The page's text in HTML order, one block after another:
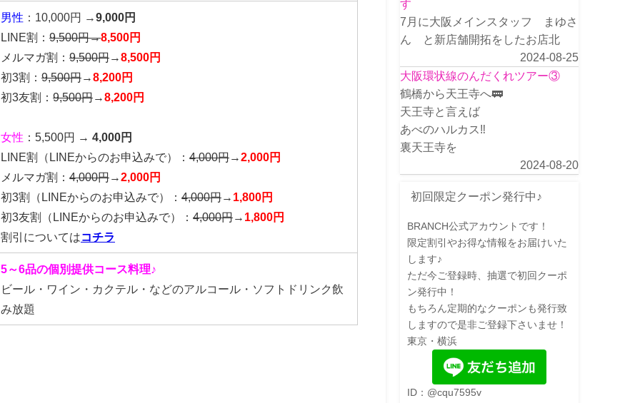
男性 ：10,000円 →9,000円
LINE割： 9,500円→8,500円
メルマガ割： 9,500円→8,500円
初3割： 9,500円→8,200円
初3友割： 9,500円→8,200円
女性 ：5,500円 → 4,000円
LINE割
（LINEからのお申込みで） ： 4,000円→2,000円
メルマガ割： 4,000円→2,000円
初3割
（LINEからのお申込みで） ： 4,000円→ 1,800円
初3友割
（LINEからのお申込みで） ： 4,000円→ 1,800円
割引についてはコチラ
5～6品の個別提供コース料理♪
ビール・ワイン・カクテル・などのアルコール・ソフトドリンク飲
み放題
す
7月に大阪メインスタッフ まゆさ
ん と新店舗開拓をしたお店北
2024-08-25
大阪環状線のんだくれツアー③
鶴橋から天王寺へ🚃
天王寺と言えば
あべのハルカス‼️
裏天王寺を
2024-08-20
初回限定クーポン発行中♪
BRANCH公式アカウントです！
限定割引やお得な情報をお届けいた
します♪
ただ今ご登録時、抽選で初回クーポ
ン発行中！
もちろん定期的なクーポンも発行致
しますので是非ご登録下さいませ！
東京・横浜
ID：@cqu7595v